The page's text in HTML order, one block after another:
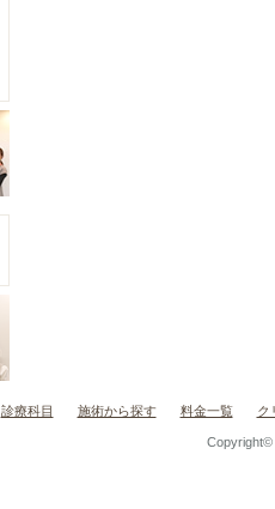
診療科目 施術から探す 料金一覧 ク
Copyright©